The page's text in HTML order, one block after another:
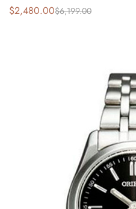
$6,199.00
$2,480.00